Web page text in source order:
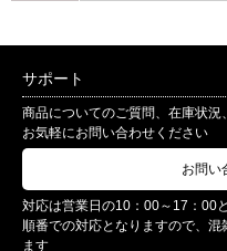
サポート
商品についてのご質問、在庫状況
お気軽にお問い合わせください
お問い
対応は営業日の10：00～17：00
順番での対応となりますので、
ます